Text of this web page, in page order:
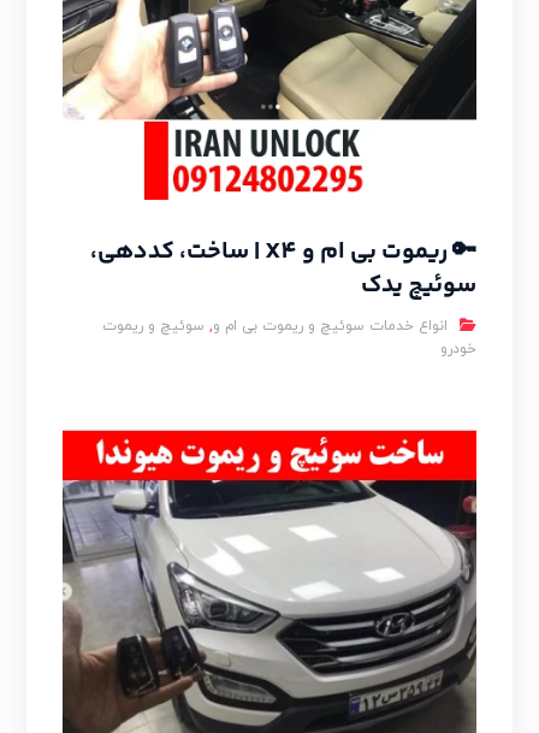
🔑 ریموت بی ام و X4 | ساخت، کددهی،
سوئیچ یدک
انواع خدمات سوئیچ و ریموت بی ام و, سوئیچ و ریموت
خودرو